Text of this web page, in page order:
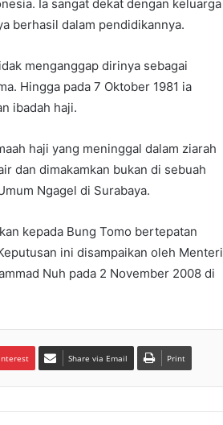
Ia sangat dekat dengan keluarga
berhasil dalam pendidikannya.
menganggap dirinya sebagai
Hingga pada 7 Oktober 1981 ia
ibadah haji.
haji yang meninggal dalam ziarah
dan dimakamkan bukan di sebuah
Ngagel di Surabaya.
kepada Bung Tomo bertepatan
ini disampaikan oleh Menteri
Nuh pada 2 November 2008 di
Share via Email Print